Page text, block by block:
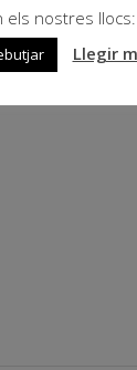
nostres
Llegir